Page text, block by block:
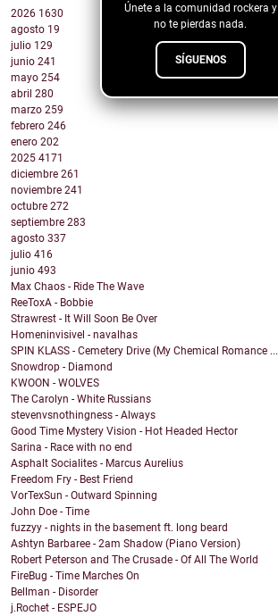
Únete a la comunidad rockera y
no te pierdas nada.
SÍGUENOS
2026 1630
agosto 19
julio 129
junio 241
mayo 254
abril 280
marzo 259
febrero 246
enero 202
2025 4171
diciembre 261
noviembre 241
octubre 272
septiembre 283
agosto 337
julio 416
junio 493
Max Chaos - Ride The Wave
ReeToxA - Bobbie
Strawrest - It Will Soon Be Over
Homeninvisivel - navalhas
SPIN KLASS - Cemetery Drive (My Chemical Romance ...
Snowdrop - Diamond
KWOON - WOLVES
The Carolyn - White Russians
stevenvsnothingness - Always
Good Time Mystery Vision - Hot Headed Hector
Sarina - Race with no end
Asphalt Socialites - Marcus Aurelius
Freedom Fry - Best Friend
VorTexSun - Outward Spinning
John Doe - Time
fuzzyy - nights in the basement ft. long beard
Ashtyn Barbaree - 2am Shadow (Piano Version)
Robert Peterson and The Crusade - Of All The World
FireBug - Time Marches On
Bellman - Disorder
j.Rochet - ESPEJO